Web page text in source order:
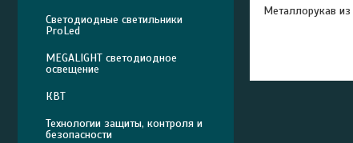
Металлорукав из
Светодиодные светильники
ProLed
MEGALIGHT светодиодное
освещение
КВТ
Технологии защиты, контроля и
безопасности